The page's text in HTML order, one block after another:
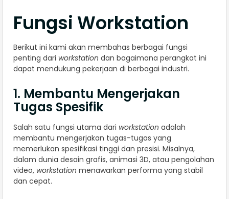
Fungsi Workstation
Berikut ini kami akan membahas berbagai fungsi
penting dari workstation dan bagaimana perangkat ini
dapat mendukung pekerjaan di berbagai industri.
1. Membantu Mengerjakan
Tugas Spesifik
Salah satu fungsi utama dari workstation adalah
membantu mengerjakan tugas-tugas yang
memerlukan spesifikasi tinggi dan presisi. Misalnya,
dalam dunia desain grafis, animasi 3D, atau pengolahan
video, workstation menawarkan performa yang stabil
dan cepat.